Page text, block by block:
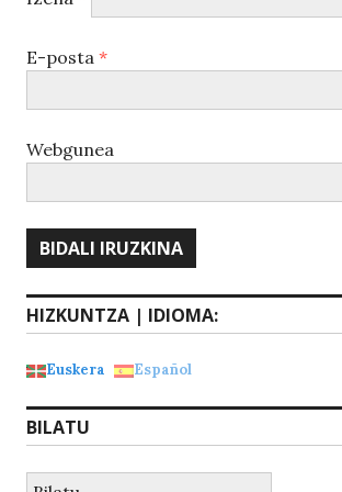
E-posta *
Webgunea
HIZKUNTZA | IDIOMA:
Euskera Español
BILATU